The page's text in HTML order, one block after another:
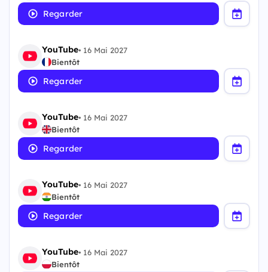
Regarder
YouTube• 16 Mai 2027
Bientôt
Regarder
YouTube• 16 Mai 2027
Bientôt
Regarder
YouTube• 16 Mai 2027
Bientôt
Regarder
YouTube• 16 Mai 2027
Bientôt